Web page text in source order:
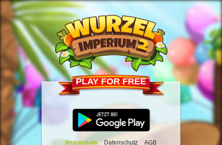
PLAY FOR FREE
Impressum Datenschutz
AGB